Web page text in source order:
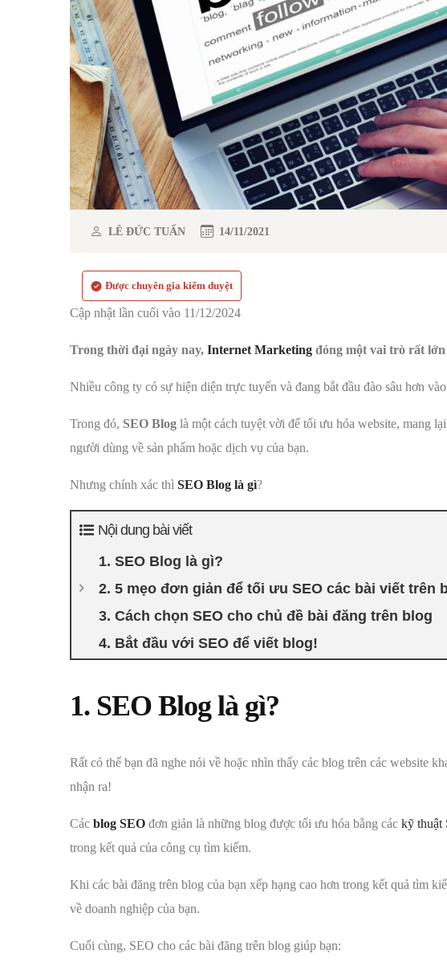
LÊ ĐỨC TUẤN 14/11/2021
Được chuyên gia kiểm duyệt
Cập nhật lần cuối vào 11/12/2024
Trong thời đại ngày nay, Internet Marketing đóng một vai trò rất
Nhiều công ty có sự hiện diện trực tuyến và đang bắt đầu đào sâu hơn
Trong đó, SEO Blog là một cách tuyệt vời để tối ưu hóa website, mang
người dùng về sản phẩm hoặc dịch vụ của bạn.
Nhưng chính xác thì SEO Blog là gì?
Nội dung bài viết
1. SEO Blog là gì?
2. 5 mẹo đơn giản để tối ưu SEO các bài viết trên
3. Cách chọn SEO cho chủ đề bài đăng trên blog
4. Bắt đầu với SEO để viết blog!
1. SEO Blog là gì?
Rất có thể bạn đã nghe nói về hoặc nhìn thấy các blog trên các website
nhận ra!
Các blog SEO đơn giản là những blog được tối ưu hóa bằng các kỹ thuật
trong kết quả của công cụ tìm kiếm.
Khi các bài đăng trên blog của bạn xếp hạng cao hơn trong kết quả tìm
về doanh nghiệp của bạn.
Cuối cùng, SEO cho các bài đăng trên blog giúp bạn: